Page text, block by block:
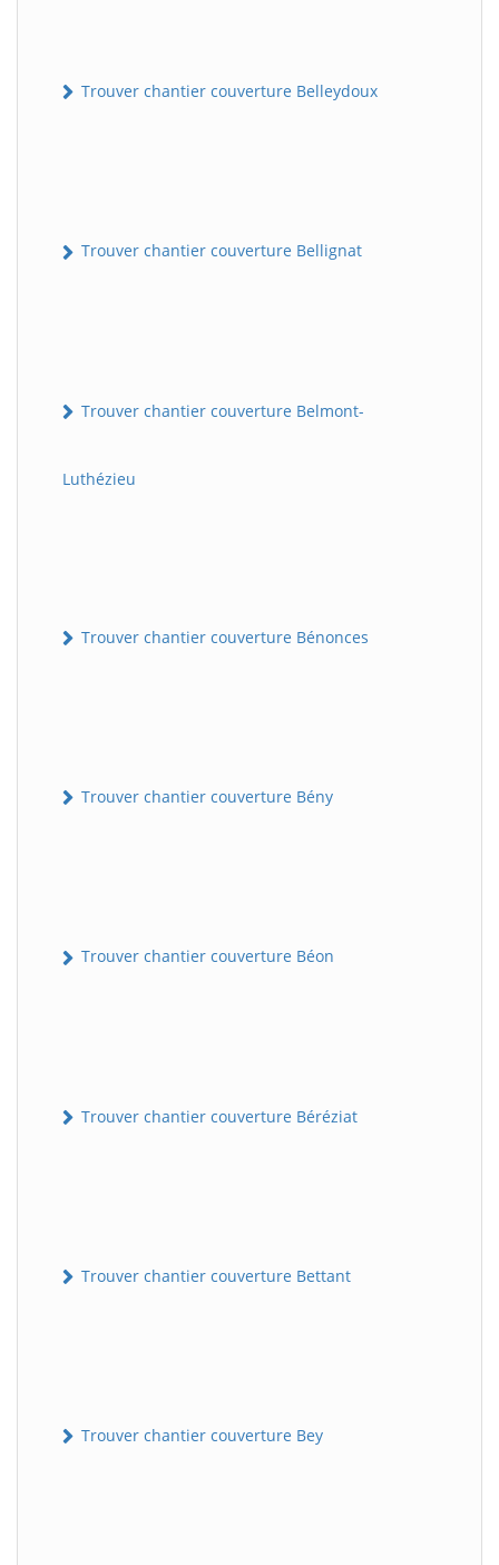
Trouver chantier couverture Belleydoux
Trouver chantier couverture Bellignat
Trouver chantier couverture Belmont-
Luthézieu
Trouver chantier couverture Bénonces
Trouver chantier couverture Bény
Trouver chantier couverture Béon
Trouver chantier couverture Béréziat
Trouver chantier couverture Bettant
Trouver chantier couverture Bey